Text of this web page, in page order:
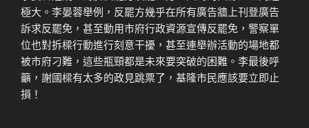
極大。李晏蓉舉例，反罷方幾乎在所有廣告牆上刊登廣告
訴求反罷免，甚至動用市府行政資源宣傳反罷免，警察單
位也對拆樑行動進行刻意干擾，甚至連舉辦活動的場地都
被市府刁難，這些瓶頸都是未來要突破的困難。李最後呼
籲，謝國樑有太多的政見跳票了，基隆市民應該要立即止
損！